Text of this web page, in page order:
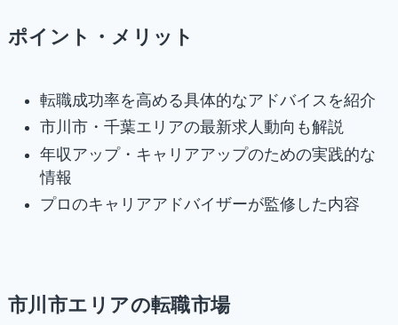
ポイント・メリット
転職成功率を高める具体的なアドバイスを紹介
市川市・千葉エリアの最新求人動向も解説
年収アップ・キャリアアップのための実践的な
情報
プロのキャリアアドバイザーが監修した内容
市川市エリアの転職市場